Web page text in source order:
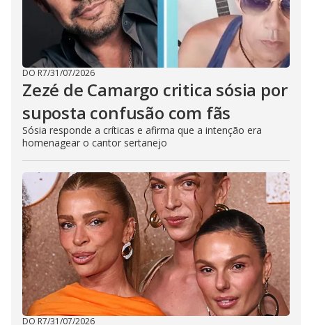
DO R7/31/07/2026
Zezé de Camargo critica sósia por
suposta confusão com fãs
Sósia responde a críticas e afirma que a intenção era
homenagear o cantor sertanejo
DO R7/31/07/2026